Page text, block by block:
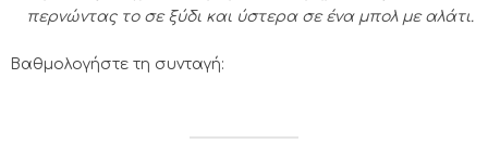
περνώντας το σε ξύδι και ύστερα σε ένα μπολ με αλάτι.
Βαθμολογήστε τη συνταγή: